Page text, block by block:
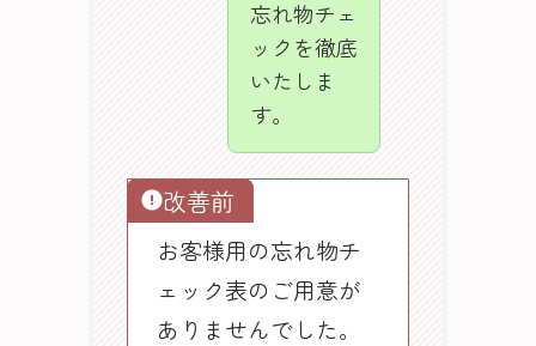
忘れ物チェ
ックを徹底
いたしま
す。
改善前
お客様用の忘れ物チ
ェック表のご用意が
ありませんでした。